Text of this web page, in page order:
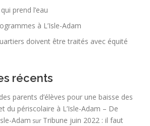
prend l’eau
à L’Isle-Adam
doivent être traités avec équité
récents
parents d’élèves pour une baisse des
du périscolaire à L’Isle-Adam – De
Adam sur Tribune juin 2022 : il faut